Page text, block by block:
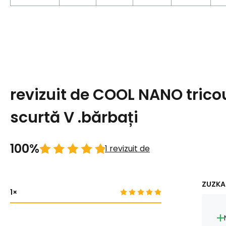
revizuit de COOL NANO
scurtă V .bărbați
100% 1 revizuit de
1